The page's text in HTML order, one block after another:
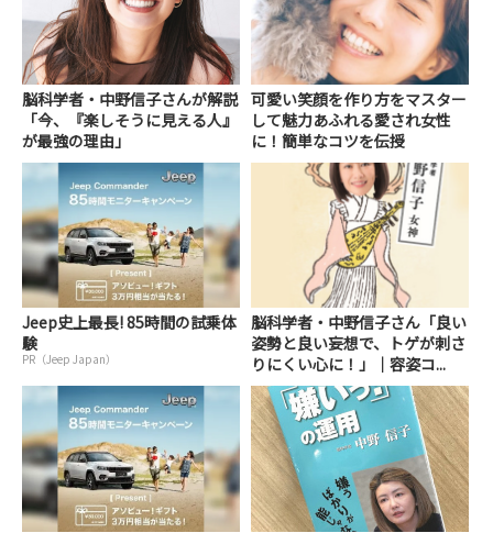
脳科学者・中野信子さんが解説
「今、『楽しそうに見える人』
が最強の理由」
可愛い笑顔を作り方をマスター
して魅力あふれる愛され女性
に！簡単なコツを伝授
Jeep史上最長! 85時間の試乗体
験
PR（Jeep Japan）
脳科学者・中野信子さん「良い
姿勢と良い妄想で、トゲが刺さ
りにくい心に！」｜容姿コ...